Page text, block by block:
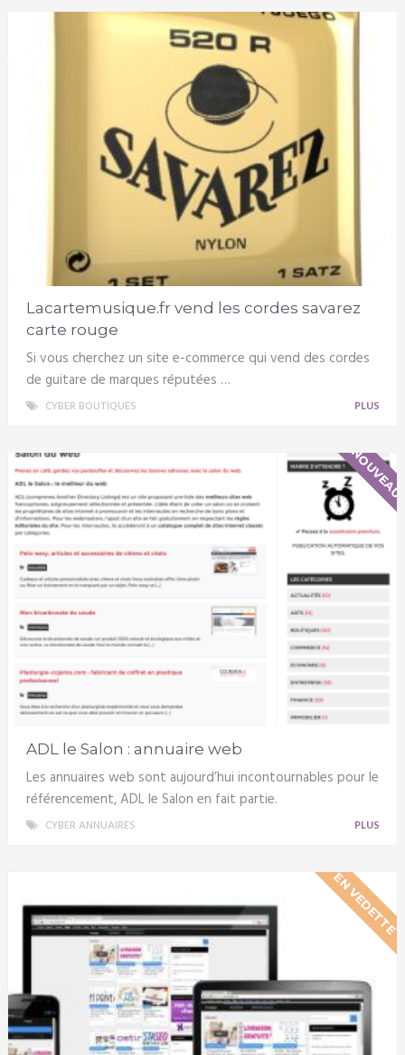
Lacartemusique.fr vend les cordes savarez
carte rouge
Si vous cherchez un site e-commerce qui vend des cordes
de guitare de marques réputées …
CYBER BOUTIQUES PLUS
NOUVEAU
ADL le Salon : annuaire web
Les annuaires web sont aujourd’hui incontournables pour le
référencement, ADL le Salon en fait partie.
CYBER ANNUAIRES PLUS
EN VEDETTE